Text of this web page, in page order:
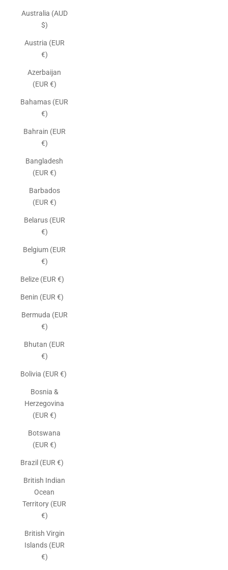
Australia (AUD
$)
Austria (EUR
€)
Azerbaijan
(EUR €)
Bahamas (EUR
€)
Bahrain (EUR
€)
Bangladesh
(EUR €)
Barbados
(EUR €)
Belarus (EUR
€)
Belgium (EUR
€)
Belize (EUR €)
Benin (EUR €)
Bermuda (EUR
€)
Bhutan (EUR
€)
Bolivia (EUR €)
Bosnia &
Herzegovina
(EUR €)
Botswana
(EUR €)
Brazil (EUR €)
British Indian
Ocean
Territory (EUR
€)
British Virgin
Islands (EUR
€)